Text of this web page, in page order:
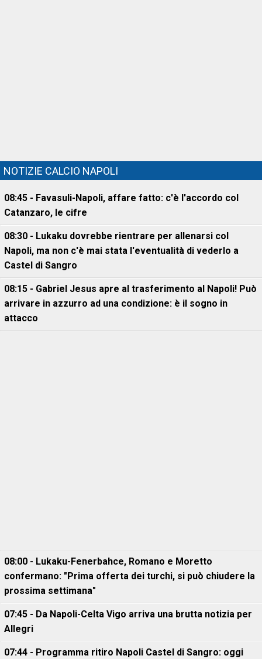
NOTIZIE CALCIO NAPOLI
08:45 - Favasuli-Napoli, affare fatto: c'è l'accordo col
Catanzaro, le cifre
08:30 - Lukaku dovrebbe rientrare per allenarsi col
Napoli, ma non c'è mai stata l'eventualità di vederlo a
Castel di Sangro
08:15 - Gabriel Jesus apre al trasferimento al Napoli! Può
arrivare in azzurro ad una condizione: è il sogno in
attacco
08:00 - Lukaku-Fenerbahce, Romano e Moretto
confermano: "Prima offerta dei turchi, si può chiudere la
prossima settimana"
07:45 - Da Napoli-Celta Vigo arriva una brutta notizia per
Allegri
07:44 - Programma ritiro Napoli Castel di Sangro: oggi